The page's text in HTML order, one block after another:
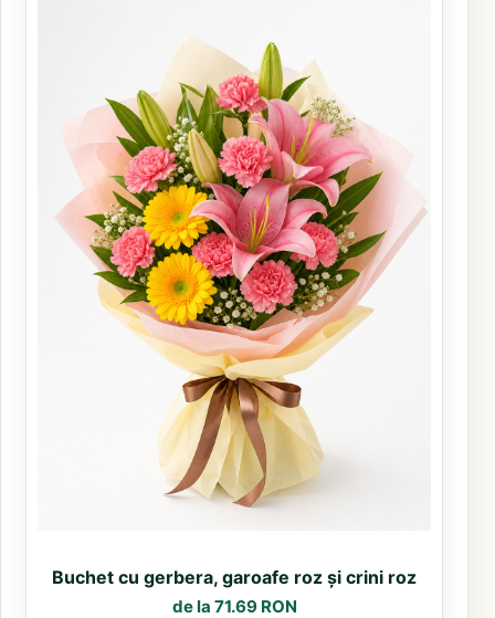
Buchet cu gerbera, garoafe roz și crini roz
de la 71.69 RON